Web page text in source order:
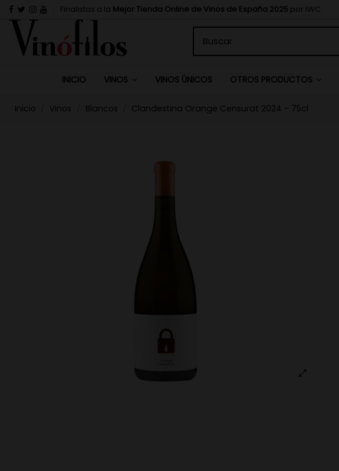
Finalistas a la Mejor Tienda Online de Vinos de España 2025 por IWC
INICIO VINOS VINOS ÚNICOS OTROS PRODUCTOS
Inicio Vinos Blancos Clandestina Orange Censurat 2024 - 75cl